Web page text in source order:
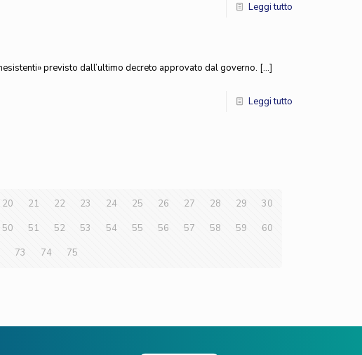
Leggi tutto
previsto dall’ultimo decreto approvato dal governo. […]
Leggi tutto
20 21 22 23 24 25 26 27 28 29
30
50 51 52 53 54 55 56 57 58 59
60
73 74 75